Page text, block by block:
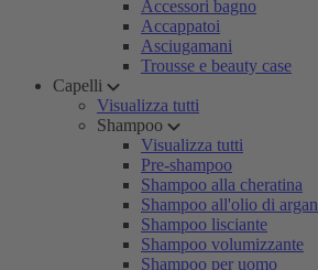
Accessori bagno
Accappatoi
Asciugamani
Trousse e beauty case
Capelli
Visualizza tutti
Shampoo
Visualizza tutti
Pre-shampoo
Shampoo alla cheratina
Shampoo all'olio di argan
Shampoo lisciante
Shampoo volumizzante
Shampoo per uomo